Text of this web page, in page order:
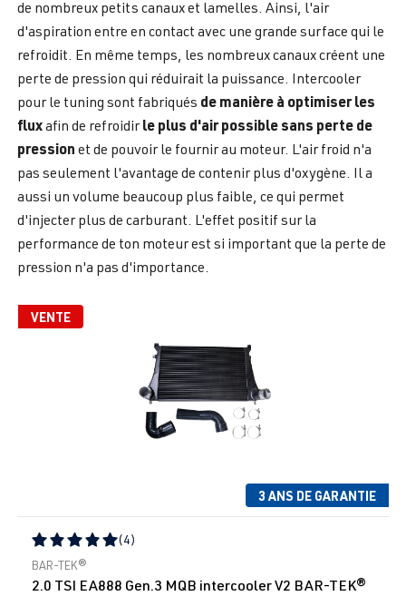
de nombreux petits canaux et lamelles. Ainsi, l'air
d'aspiration entre en contact avec une grande surface qui le
refroidit. En même temps, les nombreux canaux créent une
perte de pression qui réduirait la puissance. Intercooler
pour le tuning sont fabriqués de manière à optimiser les
fluxafin de refroidirle plus d'air possible sans perte de
pression et de pouvoir le fournir au moteur. L'air froid n'a
pas seulement l'avantage de contenir plus d'oxygène. Il a
aussi un volume beaucoup plus faible, ce qui permet
d'injecter plus de carburant. L'effet positif sur la
performance de ton moteur est si important que la perte de
pression n'a pas d'importance.
VENTE
3 ANS DE GARANTIE
Note moyenne de 5 sur 5 étoiles
(4)
BAR-TEK®
2.0 TSI EA888 Gen.3 MQB intercooler V2 BAR-TEK®